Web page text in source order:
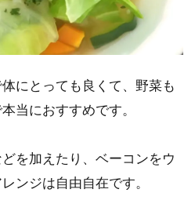
にとっても良くて、野菜も
当におすすめです。
を加えたり、ベーコンをウ
ンジは自由自在です。